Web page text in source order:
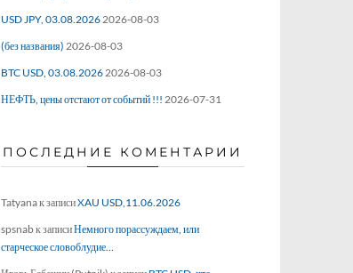
USD JPY, 03.08.20262026-08-03
(без названия) 2026-08-03
BTC USD, 03.08.20262026-08-03
НЕФТЬ, цены отстают от событий !!! 2026-07-31
ПОСЛЕДНИЕ КОМЕНТАРИИ
Tatyanaк записиXAU USD,11.06.2026
spsnabк записиНемного порассуждаем, или
старческое словоблудие…